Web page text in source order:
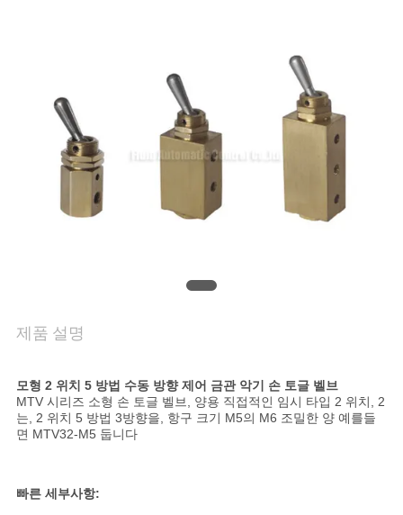
락
세
요
인
제품 설명
모형 2 위치 5 방법 수동 방향 제어 금관 악기 손 토글 벨브
MTV 시리즈 소형 손 토글 벨브, 양용 직접적인 임시 타입 2 위치, 2
는, 2 위치 5 방법 3방향을, 항구 크기 M5의 M6 조밀한 양 예를들
면 MTV32-M5 둡니다
빠른 세부사항: